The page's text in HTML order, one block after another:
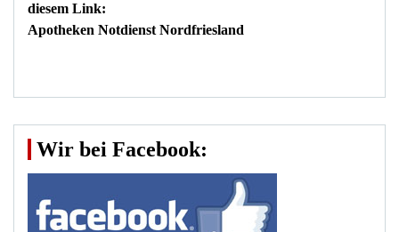
diesem Link:
Apotheken Notdienst Nordfriesland
Wir bei Facebook: